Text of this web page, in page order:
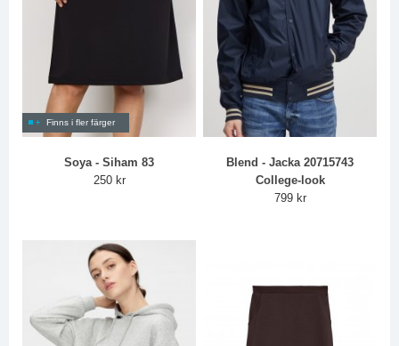
Finns i fler färger
Soya - Siham 83
250 kr
Blend - Jacka 20715743
College-look
799 kr